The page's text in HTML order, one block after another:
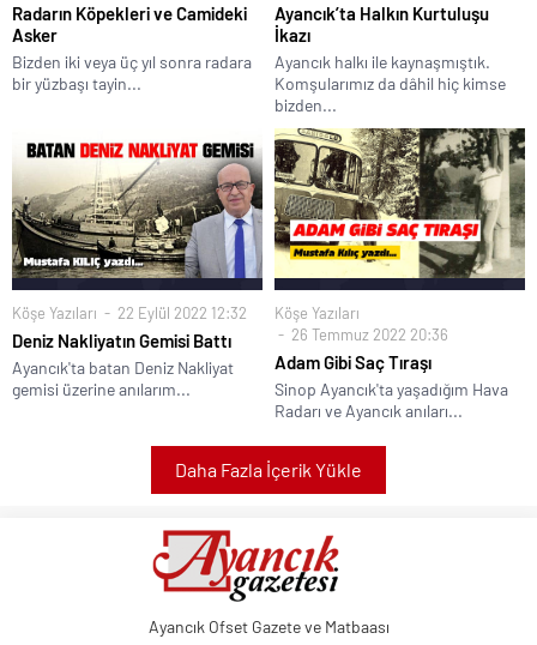
Radarın Köpekleri ve Camideki
Asker
Bizden iki veya üç yıl sonra radara
bir yüzbaşı tayin...
Ayancık’ta Halkın Kurtuluşu
İkazı
Ayancık halkı ile kaynaşmıştık.
Komşularımız da dâhil hiç kimse
bizden...
Köşe Yazıları 22 Eylül 2022 12:32
Deniz Nakliyatın Gemisi Battı
Ayancık'ta batan Deniz Nakliyat
gemisi üzerine anılarım...
Köşe Yazıları
26 Temmuz 2022 20:36
Adam Gibi Saç Tıraşı
Sinop Ayancık'ta yaşadığım Hava
Radarı ve Ayancık anıları...
Daha Fazla İçerik Yükle
Ayancık Ofset Gazete ve Matbaası